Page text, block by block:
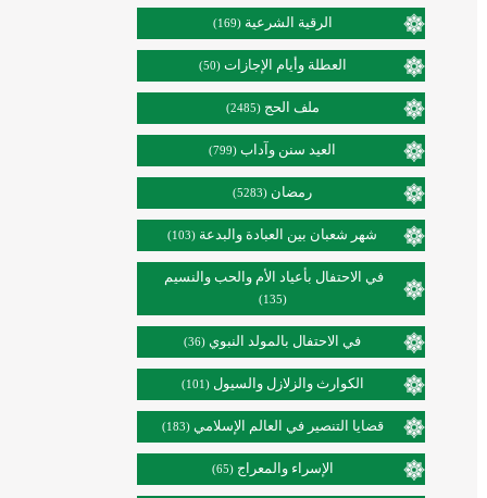
الرقية الشرعية (169)
العطلة وأيام الإجازات (50)
ملف الحج (2485)
العيد سنن وآداب (799)
رمضان (5283)
شهر شعبان بين العبادة والبدعة (103)
في الاحتفال بأعياد الأم والحب والنسيم
(135)
في الاحتفال بالمولد النبوي (36)
الكوارث والزلازل والسيول (101)
قضايا التنصير في العالم الإسلامي (183)
الإسراء والمعراج (65)